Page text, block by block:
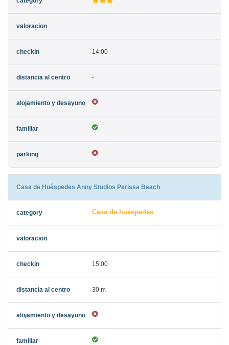
14:00
-
Casa de Huéspedes Anny Studios Perissa Beach
Casa de huéspedes
15:00
30 m